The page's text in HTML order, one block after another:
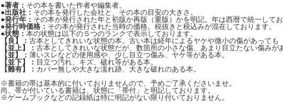
●著者： その本を書いた作者や編集者。
●出版社： その本を発行した会社と、その本の目安の大きさ。
●発行年： その本が発行された年と初版か再版（重版）かを明記。年は西暦で統一してお
●発行時価格： その本が発行された当時の価格。税抜きと税込みが混在しております。
●状態： 本の状態は以下の５つのランクで表示しております。
【良】： 古本としてきれいな状態の本。古い本は経年によるヤケや微小の傷があっても
【並上】： 古本としてきれいな状態だが、数箇所の小さな傷、あまり目立たない傷みが
【並】： 薄いスレなどの使用感や、少し目立つ傷み、ヤケ等がある本。
【並下】： 目立つ汚れ、キズ、破れ等がある本。
【難有】： カバー無しや大きな濡れ跡、大きな破れのある本。
※書籍の帯は基本的に付いておりませんので、予めご了承くださいませ。
尚、帯が付いている書籍は、状態に「帯付」と明記しております。
※ゲームブックなどの記録紙は特に明記がない限り付いておりません。